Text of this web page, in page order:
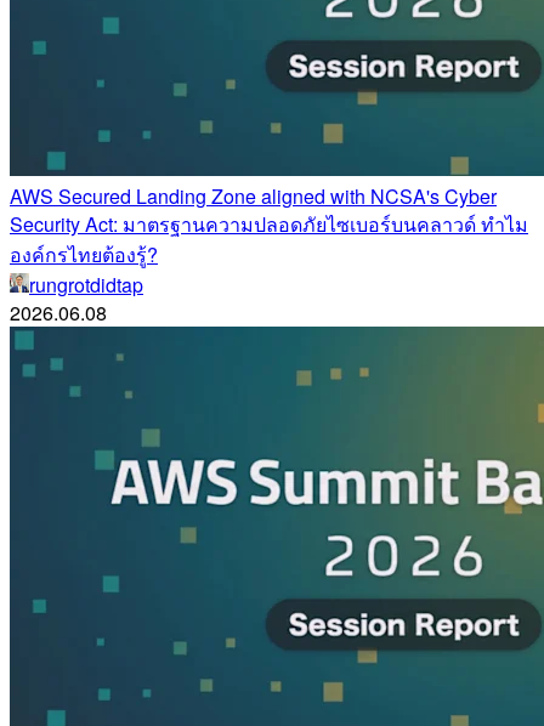
AWS Secured Landing Zone aligned with NCSA's Cyber
Security Act: มาตรฐานความปลอดภัยไซเบอร์บนคลาวด์ ทำไม
องค์กรไทยต้องรู้?
rungrotdidtap
2026.06.08